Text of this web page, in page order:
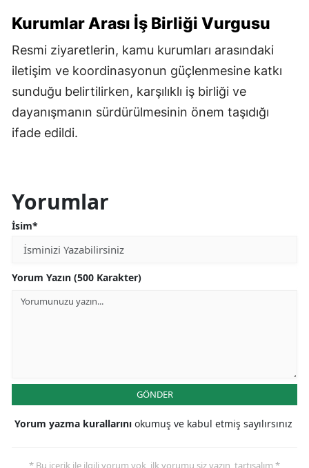
Kurumlar Arası İş Birliği Vurgusu
Resmi ziyaretlerin, kamu kurumları arasındaki
iletişim ve koordinasyonun güçlenmesine katkı
sunduğu belirtilirken, karşılıklı iş birliği ve
dayanışmanın sürdürülmesinin önem taşıdığı
ifade edildi.
Yorumlar
İsim*
Yorum Yazın (500 Karakter)
GÖNDER
Yorum yazma kurallarını okumuş ve kabul etmiş sayılırsınız
* Bu içerik ile ilgili yorum yok, ilk yorumu siz yazın, tartışalım *